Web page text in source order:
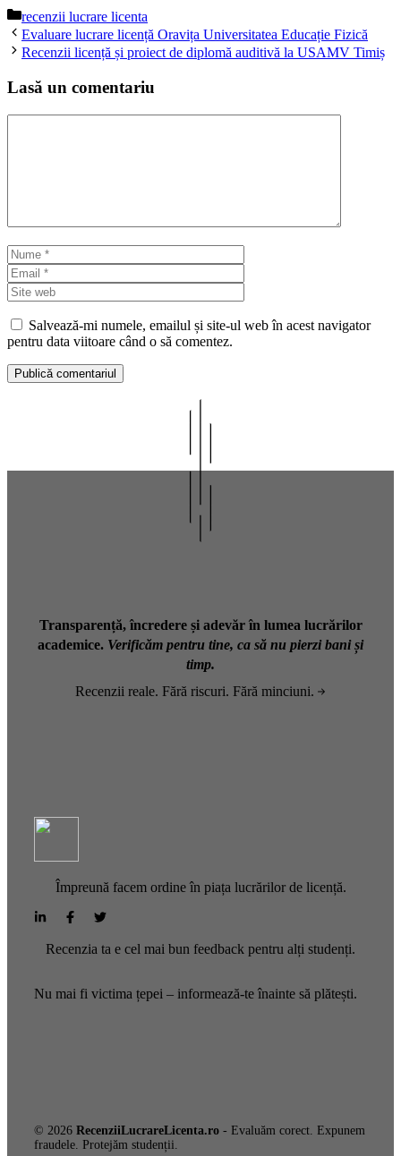
Categorii
recenzii lucrare licenta
Evaluare lucrare licență Oravița Universitatea Educație Fizică
Recenzii licență și proiect de diplomă auditivă la USAMV Timiș
Lasă un comentariu
Nume
web
Salvează-mi numele, emailul și site-ul web în acest navigator
pentru data viitoare când o să comentez.
Transparență, încredere și adevăr în lumea lucrărilor
academice. Verificăm pentru tine, ca să nu pierzi bani și
timp.
Recenzii reale. Fără riscuri. Fără minciuni.
Împreună facem ordine în piața lucrărilor de licență.
Recenzia ta e cel mai bun feedback pentru alți studenți.
Nu mai fi victima țepei – informează-te înainte să plătești.
© 2026 RecenziiLucrareLicenta.ro - Evaluăm corect. Expunem
fraudele. Protejăm studenții.